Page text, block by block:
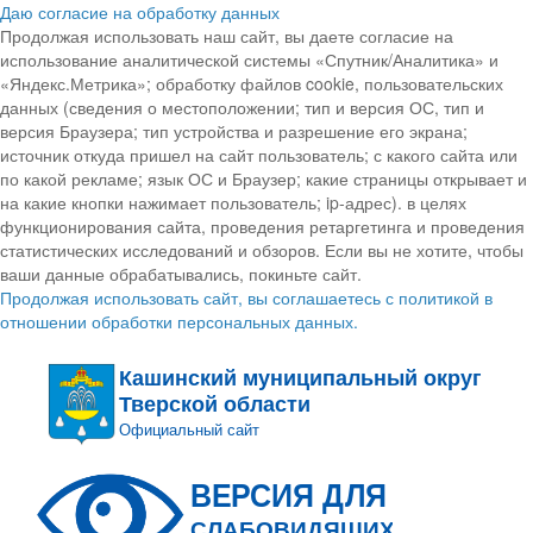
Даю согласие на обработку данных
Продолжая использовать наш сайт, вы даете согласие на
использование аналитической системы «Спутник/Аналитика» и
«Яндекс.Метрика»; обработку файлов cookie, пользовательских
данных (сведения о местоположении; тип и версия ОС, тип и
версия Браузера; тип устройства и разрешение его экрана;
источник откуда пришел на сайт пользователь; с какого сайта или
по какой рекламе; язык ОС и Браузер; какие страницы открывает и
на какие кнопки нажимает пользователь; ip-адрес). в целях
функционирования сайта, проведения ретаргетинга и проведения
статистических исследований и обзоров. Если вы не хотите, чтобы
ваши данные обрабатывались, покиньте сайт.
Продолжая использовать сайт, вы соглашаетесь с политикой в
отношении обработки персональных данных.